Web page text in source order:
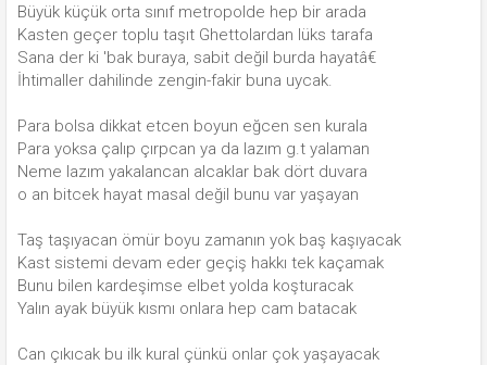
Büyük küçük orta sınıf metropolde hep bir arada
Kasten geçer toplu taşıt Ghettolardan lüks tarafa
Sana der ki 'bak buraya, sabit değil burda hayatâ€
İhtimaller dahilinde zengin-fakir buna uycak.
Para bolsa dikkat etcen boyun eğcen sen kurala
Para yoksa çalıp çırpcan ya da lazım g.t yalaman
Neme lazım yakalancan alcaklar bak dört duvara
o an bitcek hayat masal değil bunu var yaşayan
Taş taşıyacan ömür boyu zamanın yok baş kaşıyacak
Kast sistemi devam eder geçiş hakkı tek kaçamak
Bunu bilen kardeşimse elbet yolda koşturacak
Yalın ayak büyük kısmı onlara hep cam batacak
Can çıkıcak bu ilk kural çünkü onlar çok yaşayacak